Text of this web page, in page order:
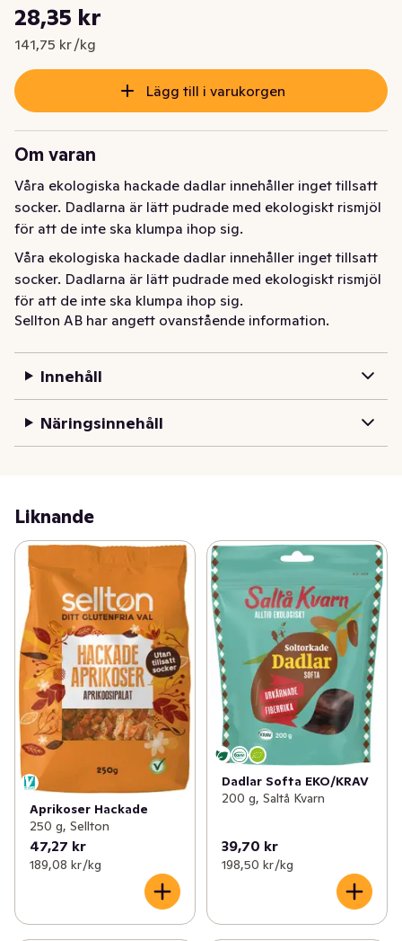
Nuvarande pris är: 28,35 kr
28,35 kr
141,75 kr /kg
Styckpris: 141,75 kr /kg
Lägg till i varukorgen
Om varan
Våra ekologiska hackade dadlar innehåller inget tillsatt
socker. Dadlarna är lätt pudrade med ekologiskt rismjöl
för att de inte ska klumpa ihop sig.
Våra ekologiska hackade dadlar innehåller inget tillsatt
socker. Dadlarna är lätt pudrade med ekologiskt rismjöl
för att de inte ska klumpa ihop sig.
Sellton AB har angett ovanstående information.
Innehåll
Näringsinnehåll
Liknande
Aprikoser Hackade
250 g, Sellton
47,27 kr
189,08 kr /kg
Dadlar Softa EKO/KRAV
200 g, Saltå Kvarn
39,70 kr
198,50 kr /kg